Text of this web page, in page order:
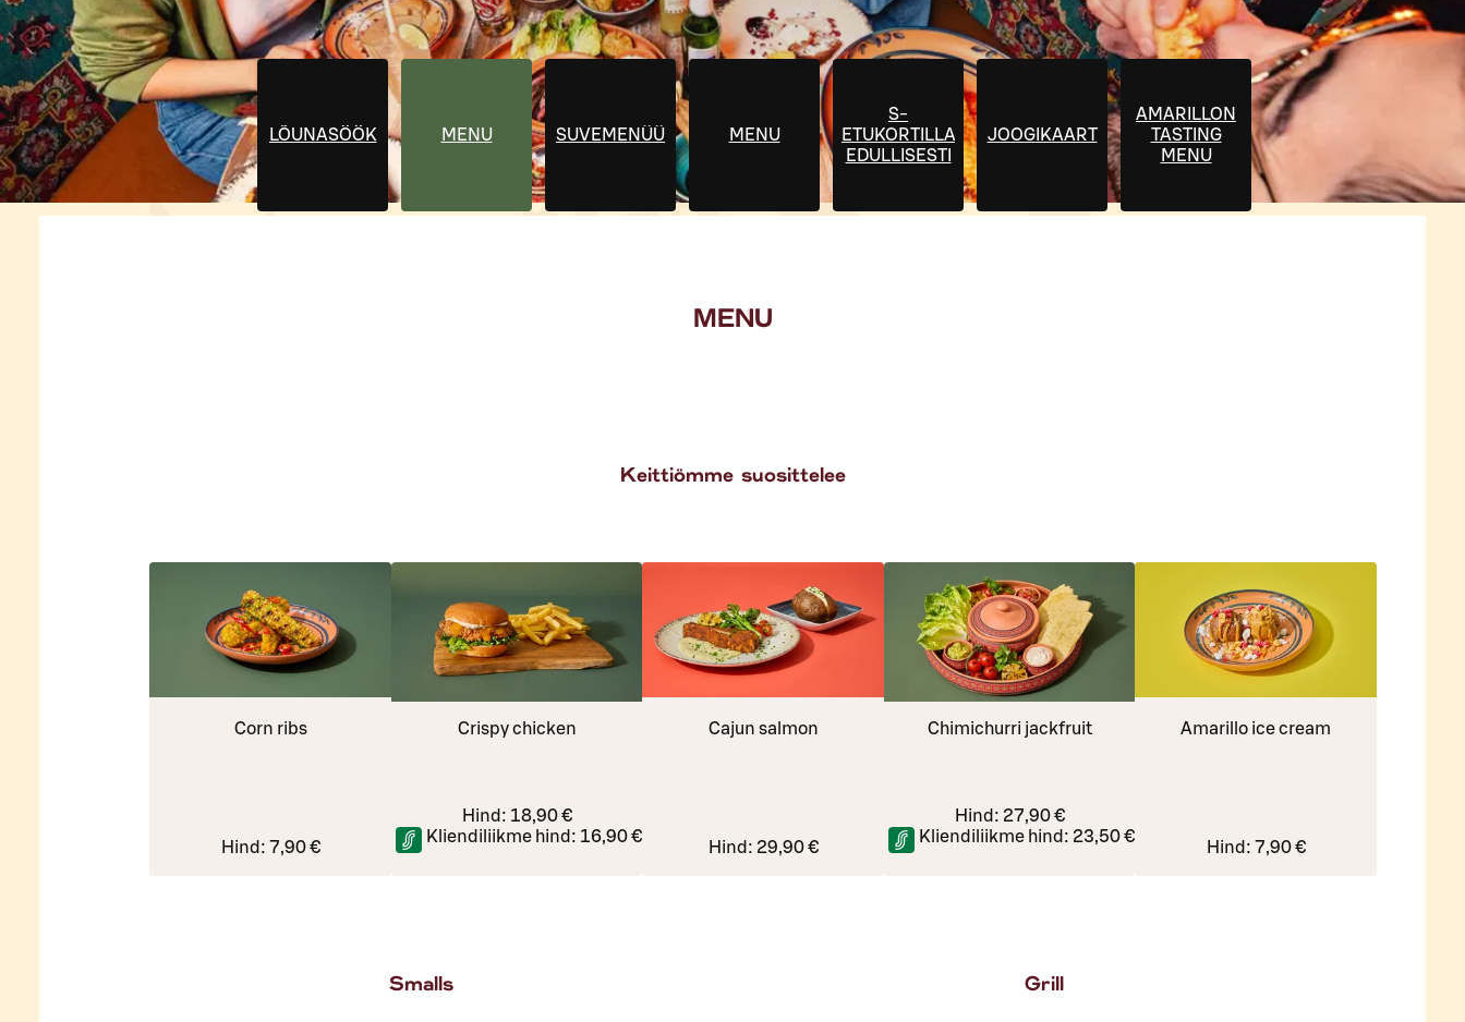
LÕUNASÖÖK MENU SUVEMENÜÜ MENU
S-
ETUKORTILLA
EDULLISESTI
JOOGIKAART
AMARILLON
TASTING
MENU
MENU
Keittiömme suosittelee
Corn ribs
Hind: 7,90 €
Crispy chicken
Hind: 18,90 €
Kliendiliikme hind: 16,90 €
Cajun salmon
Hind: 29,90 €
Chimichurri jackfruit
Hind: 27,90 €
Kliendiliikme hind: 23,50 €
Amarillo ice cream
Hind: 7,90 €
Smalls Grill